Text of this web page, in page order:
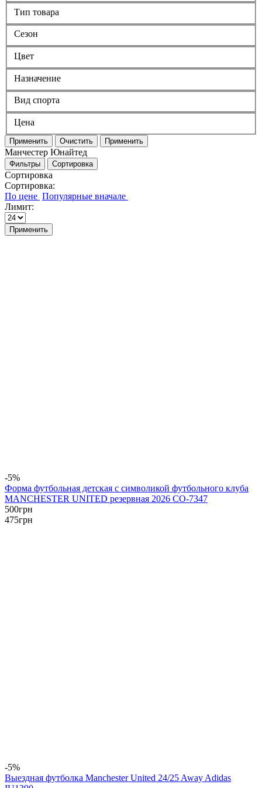
Тип товара
Сезон
Цвет
Назначение
Вид спорта
Цена
Применить Очистить Применить
Манчестер Юнайтед
Фильтры Сортировка
Сортировка
Сортировка:
Лимит:
Применить
-5%
Форма футбольная детская с символикой футбольного клуба
MANCHESTER UNITED резервная 2026 CO-7347
500грн
475грн
-5%
Выездная футболка Manchester United 24/25 Away Adidas